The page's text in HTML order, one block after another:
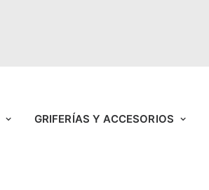
GRIFERÍAS Y ACCESORIOS